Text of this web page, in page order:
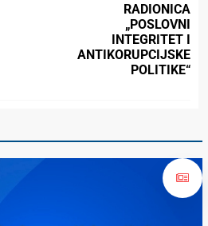
RADIONICA
„POSLOVNI
INTEGRITET I
ANTIKORUPCIJSKE
POLITIKE“